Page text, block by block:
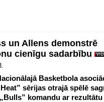
un Allens demonstrē
cienīgu sadarbību
Basketbola
sērijas otrajā spēlē
komandu ar rezultātu